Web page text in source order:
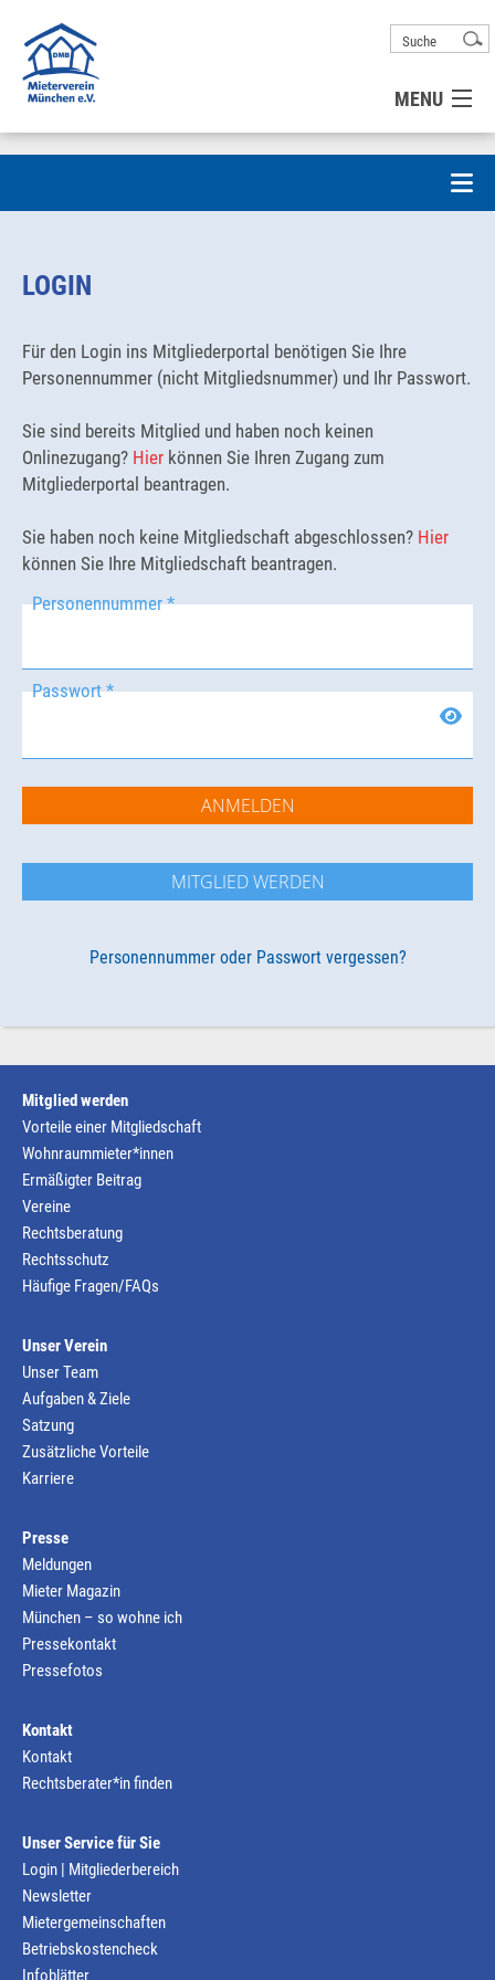
MENU
PRESSE
KONTAKT
UNSER SERVICE FÜR SIE
Mitgliedschaft beantragen
LOGIN
Für den Login ins Mitgliederportal benötigen Sie Ihre
Personennummer (nicht Mitgliedsnummer) und Ihr Passwort.
Sie sind bereits Mitglied und haben noch keinen
Onlinezugang? Hier können Sie Ihren Zugang zum
Mitgliederportal beantragen.
Sie haben noch keine Mitgliedschaft abgeschlossen? Hier
können Sie Ihre Mitgliedschaft beantragen.
Personennummer *
Passwort *
ANMELDEN
MITGLIED WERDEN
Personennummer oder Passwort vergessen?
Mitglied werden
Vorteile einer Mitgliedschaft
Wohnraummieter*innen
Ermäßigter Beitrag
Vereine
Rechtsberatung
Rechtsschutz
Häufige Fragen/FAQs
Unser Verein
Unser Team
Aufgaben & Ziele
Satzung
Zusätzliche Vorteile
Karriere
Presse
Meldungen
Mieter Magazin
München – so wohne ich
Pressekontakt
Pressefotos
Kontakt
Kontakt
Rechtsberater*in finden
Unser Service für Sie
Login | Mitgliederbereich
Newsletter
Mietergemeinschaften
Betriebskostencheck
Infoblätter